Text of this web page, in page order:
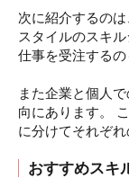
次に紹介するの
スタイルのスキ
仕事を受注するの
また企業と個人
向にあります。
に分けてそれぞ
おすすめスキ